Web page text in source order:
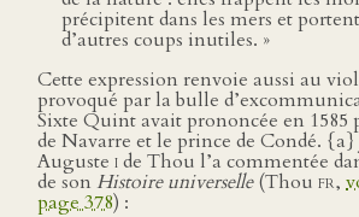
précipitent dans les mers et
d’autres coups inutiles. »
Cette expression renvoie aussi au
provoqué par la bulle
Sixte Quint avait prononcée en 1585
de Navarre et le prince de Condé. {a}
Auguste ide Thou l’a commentée
de son Histoire universelle(Thou fr,
page 378) :